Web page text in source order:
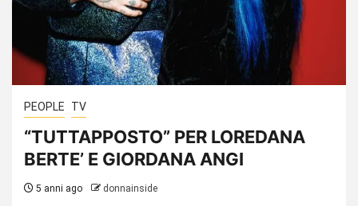
PEOPLE TV
“TUTTAPPOSTO” PER LOREDANA
BERTE’ E GIORDANA ANGI
5 anni ago donnainside